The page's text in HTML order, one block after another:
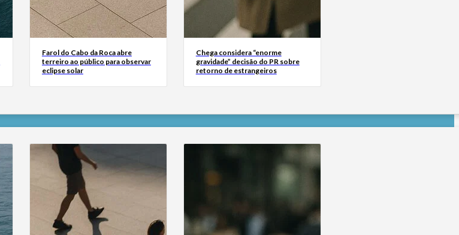
Farol do Cabo da Roca abre
terreiro ao público para observar
eclipse solar
Chega considera “enorme
gravidade” decisão do PR sobre
retorno de estrangeiros